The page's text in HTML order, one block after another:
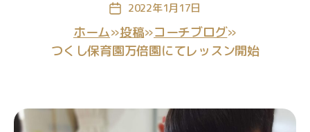
投
稿
日
2022年1月17日
ホーム»投稿»コーチブログ»
つくし保育園万倍園にてレッスン開始